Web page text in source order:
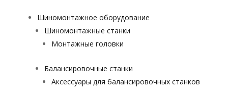
Шиномонтажное оборудование
Шиномонтажные станки
Монтажные головки
Балансировочные станки
Аксессуары для балансировочных станков